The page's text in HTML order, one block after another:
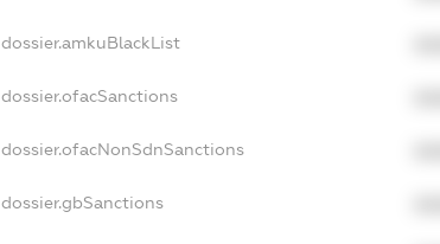
dossier.amkuBlackList
dossier.ofacSanctions
dossier.ofacNonSdnSanctions
dossier.gbSanctions